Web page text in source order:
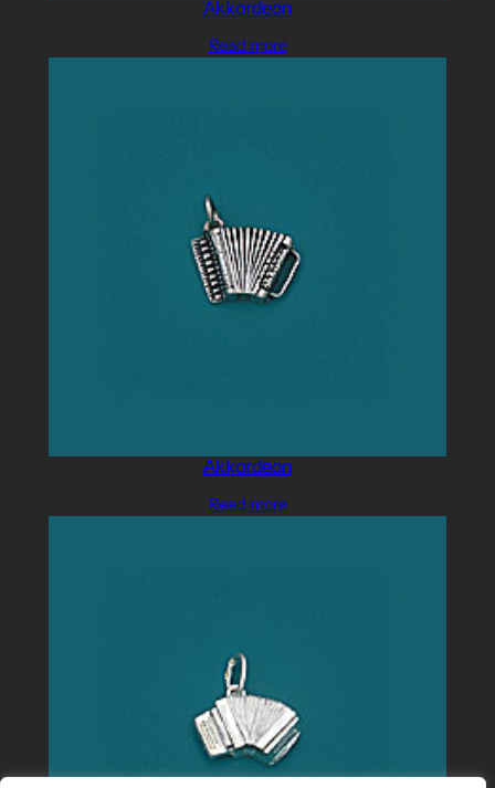
Akkordeon
Read more
Akkordeon
Read more